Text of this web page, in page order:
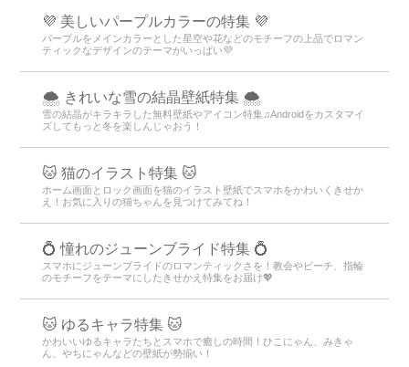
💜 美しいパープルカラーの特集 💜
パープルをメインカラーとした星空や花などのモチーフの上品でロマン
ティックなデザインのテーマがいっぱい💜
🌨 きれいな雪の結晶壁紙特集 🌨
雪の結晶がキラキラした無料壁紙やアイコン特集♫Androidをカスタマイ
ズしてもっと冬を楽しんじゃおう！
🐱 猫のイラスト特集 🐱
ホーム画面とロック画面を猫のイラスト壁紙でスマホをかわいくきせか
え！お気に入りの猫ちゃんを見つけてみてね！
💍 憧れのジューンブライド特集 💍
スマホにジューンブライドのロマンティックさを！教会やビーチ、指輪
のモチーフをテーマにしたきせかえ特集をお届け💖
🐱 ゆるキャラ特集 🐱
かわいいゆるキャラたちとスマホで癒しの時間！ひこにゃん、みきゃ
ん、やちにゃんなどの壁紙が勢揃い！